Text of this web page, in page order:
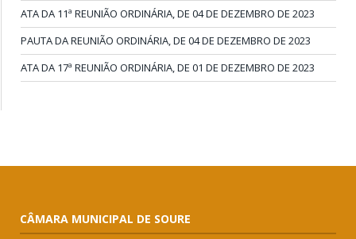
ATA DA 11ª REUNIÃO ORDINÁRIA, DE 04 DE DEZEMBRO DE 2023
PAUTA DA REUNIÃO ORDINÁRIA, DE 04 DE DEZEMBRO DE 2023
ATA DA 17ª REUNIÃO ORDINÁRIA, DE 01 DE DEZEMBRO DE 2023
CÂMARA MUNICIPAL DE SOURE